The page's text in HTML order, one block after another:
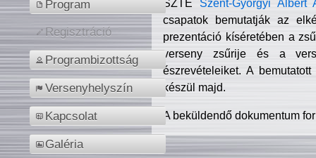
Program
Regisztráció
Programbizottság
Versenyhelyszín
Kapcsolat
Galéria
SZTE Szent-Györgyi Albert
csapatok bemutatják az
prezentáció kíséretében a
verseny zsűrije és a
észrevételeiket. A
készül majd.
A beküldendő dokumentum